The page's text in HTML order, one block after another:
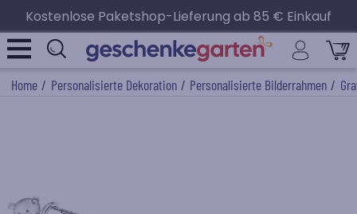
Kostenlose Paketshop-Lieferung ab 85 € Einkauf
Home / Personalisierte Dekoration / Personalisierte Bilderrahmen /